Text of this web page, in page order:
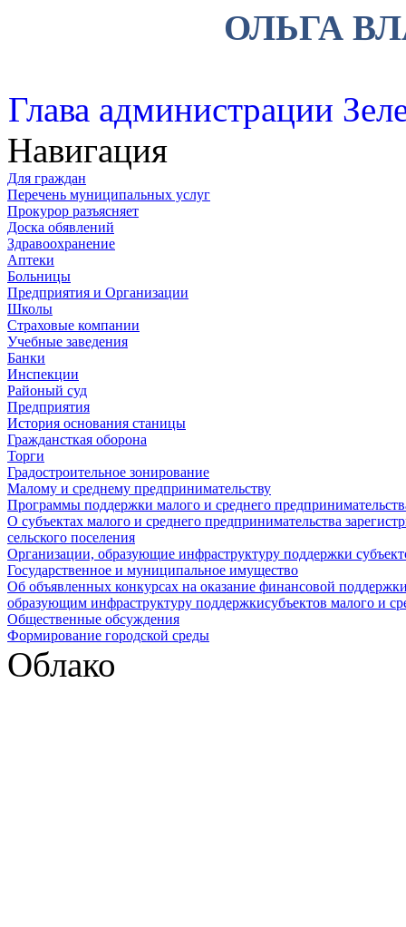
ОЛЬГА
Глава администрации
Навигация
Для граждан
Перечень муниципальных услуг
Прокурор разъясняет
Доска обявлений
Здравоохранение
Аптеки
Больницы
Предприятия и Организации
Школы
Страховые компании
Учебные заведения
Банки
Инспекции
Районый суд
Предприятия
История основания станицы
Граждансткая оборона
Торги
Градостроительное зонирование
Малому и среднему предпринимательству
Программы поддержки малого и среднего
О субъектах малого и среднего предпринимательства
сельского поселения
Организации, образующие инфраструктуру поддержки
Государственное и муниципальное имущество
Об объявленных конкурсах на оказание финансовой
образующим инфраструктуру поддержкисубъектов малого и
Общественные обсуждения
Формирование городской среды
Облако